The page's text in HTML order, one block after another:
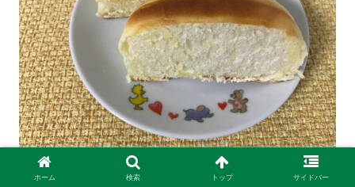
ホーム 検索 トップ サイドバー